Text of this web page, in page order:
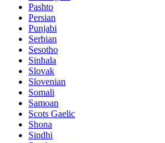
Pashto
Persian
Punjabi
Serbian
Sesotho
Sinhala
Slovak
Slovenian
Somali
Samoan
Scots Gaelic
Shona
Sindhi